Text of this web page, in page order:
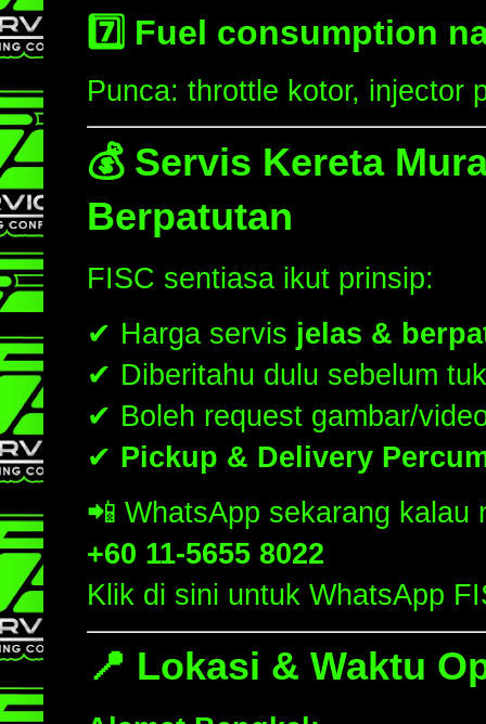
7️⃣ Fuel consumption
Punca: throttle kotor, injector
💰 Servis Kereta
Berpatutan
FISC sentiasa ikut prinsip:
✔ Harga servis jelas &
✔ Diberitahu dulu sebelum
✔ Boleh request gambar/
✔ Pickup & Delivery
📲 WhatsApp sekarang kalau
+60 11-5655 8022
Klik di sini untuk WhatsApp
📍 Lokasi & Waktu